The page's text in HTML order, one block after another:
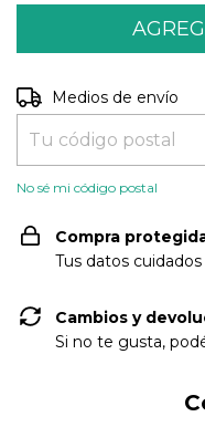
Entregas para el CP:
Medios de envío
No sé mi código postal
Compra
Tus datos
Cambios y
Si no te gusta,